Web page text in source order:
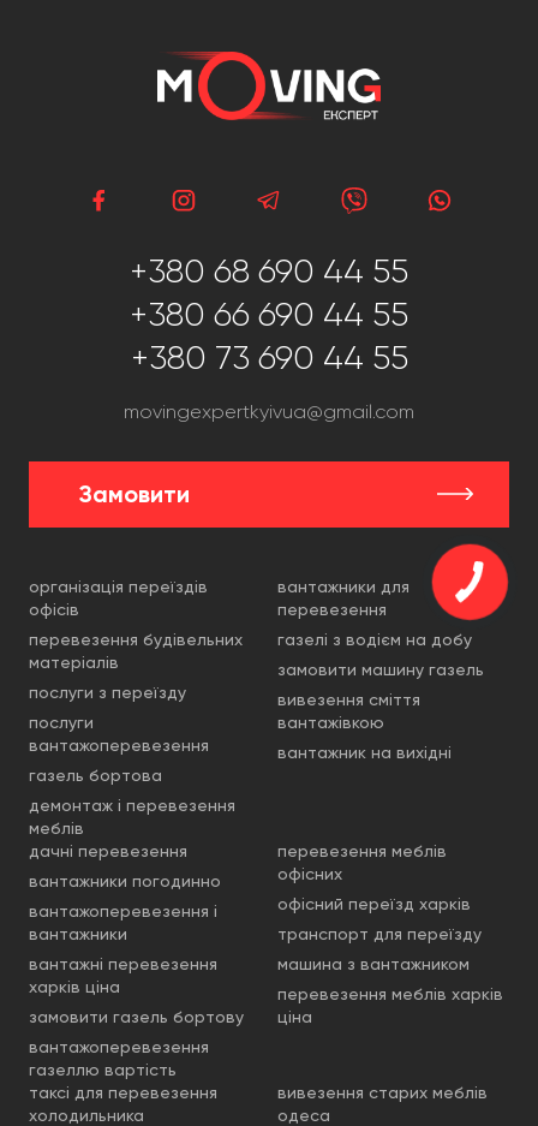
+380 68 690 44 55
+380 66 690 44 55
+380 73 690 44 55
movingexpertkyivua@gmail.com
Замовити
організація переїздів
офісів
перевезення будівельних
матеріалів
послуги з переїзду
послуги
вантажоперевезення
газель бортова
демонтаж і перевезення
меблів
вантажники для
перевезення
газелі з водієм на добу
замовити машину газель
вивезення сміття
вантажівкою
вантажник на вихідні
дачні перевезення
вантажники погодинно
вантажоперевезення і
вантажники
вантажні перевезення
харків ціна
замовити газель бортову
вантажоперевезення
газеллю вартість
перевезення меблів
офісних
офісний переїзд харків
транспорт для переїзду
машина з вантажником
перевезення меблів харків
ціна
таксі для перевезення
холодильника
вивезення старих меблів
одеса